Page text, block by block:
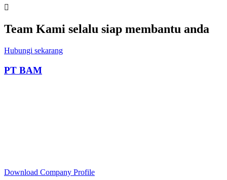
Team Kami selalu siap membantu anda
Hubungi sekarang
PT BAM
Download Company Profile